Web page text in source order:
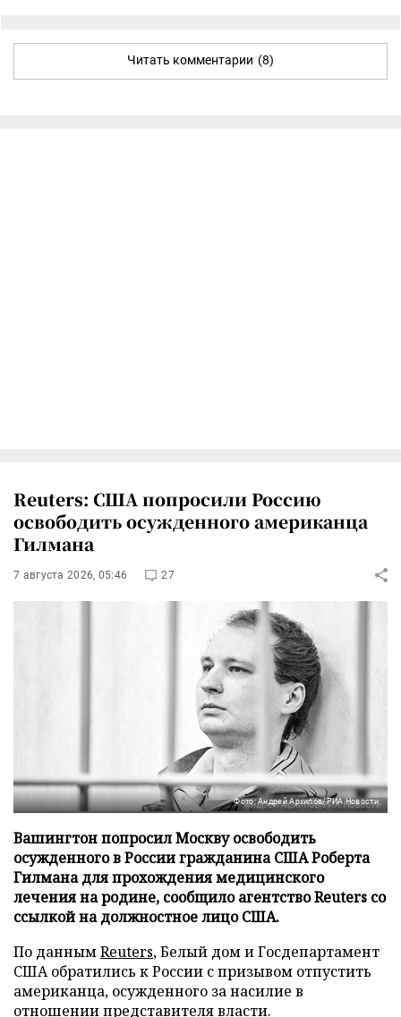
Читать комментарии (8)
Reuters: США попросили Россию
освободить осужденного американца
Гилмана
7 августа 2026, 05:46 27
Фото: Андрей Архипов/РИА Новости
Вашингтон попросил Москву освободить
осужденного в России гражданина США Роберта
Гилмана для прохождения медицинского
лечения на родине, сообщило агентство Reuters со
ссылкой на должностное лицо США.
По даннымReuters, Белый дом и Госдепартамент
США обратились к России с призывом отпустить
американца, осужденного за насилие в
отношении представителя власти.